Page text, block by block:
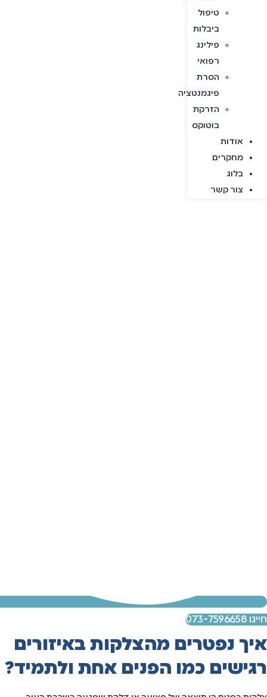
טיפול
ביבלות
פילינג
רפואי
הסרת
פיגמנטציה
הזרקת
בוטוקס
אודות
מחקרים
בלוג
צור קשר
חייגו 073-7596658
איך נפטרים מהצלקות באיזורים
רגישים כמו הפנים אחת ולתמיד?